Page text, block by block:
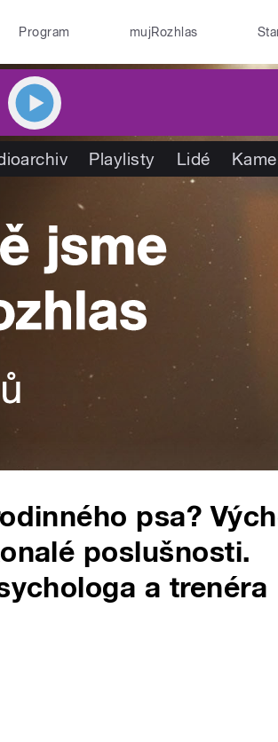
Program mujRozhlas
Playlisty Lidé
psa?
poslušnosti.
a trenéra